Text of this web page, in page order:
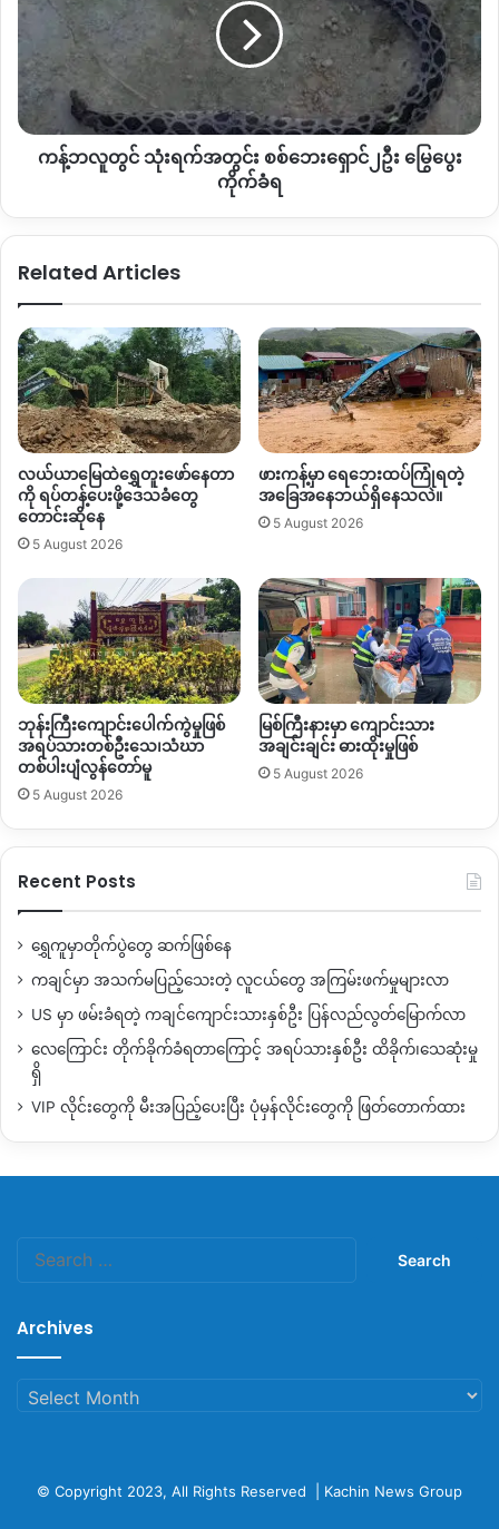
“ကျွန်မတို့က ဘာတွေဘဲဖြစ်ဖြစ် သူများတွေနဲ့ ရင်ဘောင်မတန်းနိုင်
တဲ့အတွက်အခက်အခဲတွေအများကြီးရှိတယ်။
ပညာဆက် မသင်
တော့တဲ့လူငယ်တွေနဲ့ မိခင်တော်တော်များများ စစ်ရှောင်စခန်းမှာဘဲ
ကလေးတွေကို ကြည့်ပြီး နေတာဆိုတော့ စားဝတ်နေရေး
အတွက်
တစ်နိုင်တပိုင်လုပ်နိုင်မဲ့ အမြင်ဖွင့်
သင်တန်း‌တွေ အသက်မွေးဝမ်းကြောင်းနဲ့ ပက်သတ်တဲ့ သင်တန်း
ရန်
အခက်
ဖြစ်
နေ
တွင်
သုံး
ရက်
အတွင်း
စစ်
ဘေး
ရှောင်၂ဦး
မြွေပွေး
ကန့်ဘလူတွင် သုံးရက်အတွင်း စစ်ဘေးရှောင်၂ဦး မြွေပွေး
ကိုက်ခံရ
Related Articles
လယ်ယာမြေထဲရွှေတူးဖော်နေတာ
ကို ရပ်တန့်ပေးဖို့ဒေသခံတွေ
တောင်းဆိုနေ
5 August 2026
ဖားကန့်မှာ ရေဘေးထပ်ကြုံရတဲ့
အခြေအနေဘယ်ရှိနေသလဲ။
5 August 2026
ဘုန်းကြီးကျောင်းပေါက်ကွဲမှုဖြစ်
အရပ်သားတစ်ဦးသေ၊သံဃာ
တစ်ပါးပျံလွန်တော်မူ
5 August 2026
မြစ်ကြီးနားမှာ ကျောင်းသား
အချင်းချင်း ဓားထိုးမှုဖြစ်
5 August 2026
Recent Posts
ရွှေကူမှာတိုက်ပွဲတွေ ဆက်ဖြစ်နေ
ကချင်မှာ အသက်မပြည့်သေးတဲ့ လူငယ်တွေ အကြမ်းဖက်မှုများလာ
US မှာ ဖမ်းခံရတဲ့ ကချင်ကျောင်းသားနှစ်ဦး ပြန်လည်လွတ်မြောက်လာ
လေကြောင်း တိုက်ခိုက်ခံရတာကြောင့် အရပ်သားနှစ်ဦး ထိခိုက်၊သေဆုံးမှု
ရှိ
VIP လိုင်းတွေကို မီးအပြည့်ပေးပြီး ပုံမှန်လိုင်းတွေကို ဖြတ်တောက်ထား
Archives
Archives
© Copyright 2023, All Rights Reserved | Kachin News Group